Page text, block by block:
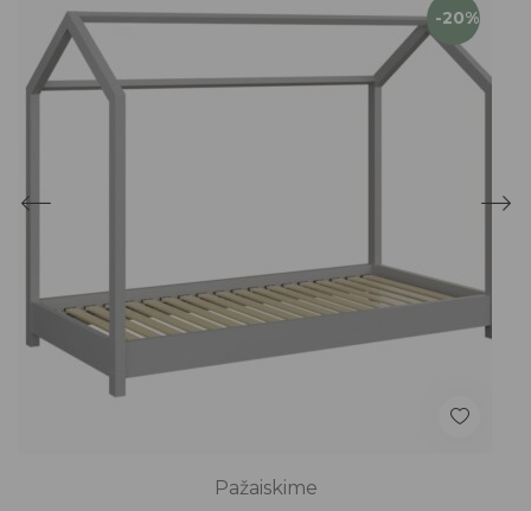
-20%
Pažaiskime